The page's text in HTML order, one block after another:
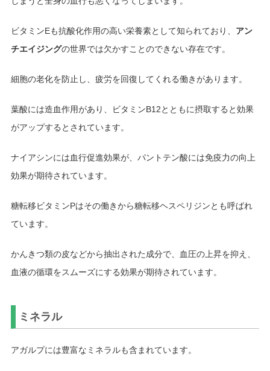
ビタミンEも抗酸化作用の高い栄養素として知られており、 アン
チエイジングの世界では欠かすことのできない存在です。
細胞の老化を防止し、疲労を回復してくれる働きがあります。
葉酸には造血作用があり、ビタミンB12とともに摂取すると効果
がアップするとされています。
ナイアシンには血行促進効果が、パントテン酸には免疫力の向上
効果が期待されています。
糖転移ビタミンPはその働きから糖転移ヘスペリジンとも呼ばれ
ています。
かんきつ類の皮などから抽出された成分で、血圧の上昇を抑え、
血液の循環をスムーズにする効果が期待されています。
ミネラル
アガルプには豊富なミネラルも含まれています。